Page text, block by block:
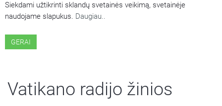
Siekdami užtikrinti sklandų svetainės veikimą, svetainėje
naudojame slapukus. Daugiau..
GERAI
Vatikano radijo žinios